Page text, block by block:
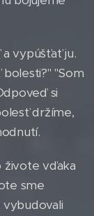
vypúšťať ju.
"Som
si
držíme,
živote vďaka
sme